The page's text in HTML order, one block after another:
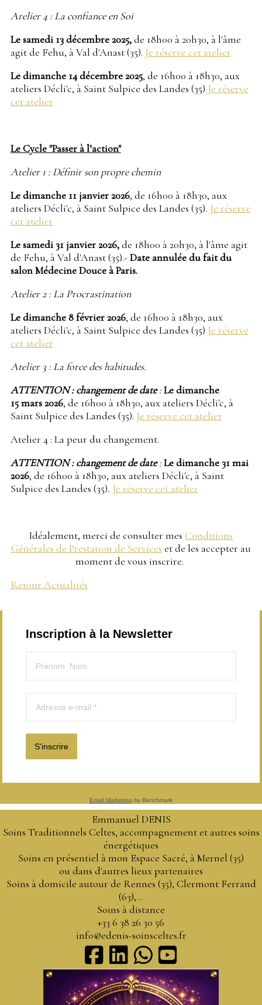
Arelier 4 : La confiance en Soi
Le samedi 13 décembre 2025,de 18h00 à 20h30, à l'âme
agit de Fehu, à Val d'Anast (35). Je réserve cet atelier
Le dimanche 14 décembre 2025, de 16h00 à 18h30, aux
ateliers Décli'c, à Saint Sulpice des Landes (35) Je réserve
cet atelier
Le Cycle "Passer à l’action"
Atelier 1 : Définir son propre chemin
Le dimanche 11 janvier 2026, de 16h00 à 18h30, aux
ateliers Décli'c, à Saint Sulpice des Landes (35). Je réserve
cet atelier
Le samedi 31 janvier 2026,de 18h00 à 20h30, à l'âme agit
de Fehu, à Val d'Anast (35).-Date annulée du fait du
salon Médecine Douce à Paris.
Atelier 2 : La Procrastination
Le dimanche 8 février 2026, de 16h00 à 18h30, aux
ateliers Décli'c, à Saint Sulpice des Landes (35) Je réserve
cet atelier
Atelier 3 : La force des habitudes.
ATTENTION : changement de date:Le dimanche
15 mars 2026, de 16h00 à 18h30, aux ateliers Décli'c, à
Saint Sulpice des Landes (35). Je réserve cet atelier
Atelier 4 : La peur du changement.
ATTENTION : changement de date:Le dimanche 31 mai
2026, de 16h00 à 18h30, aux ateliers Décli'c, à Saint
Sulpice des Landes (35). Je réserve cet atelier
Idéalement, merci de consulter mesConditions
Générales de Prestation de Services et de les accepter au
moment de vous inscrire.
Retour Actualités
Inscription à la Newsletter
S'inscrire
Email Marketing by Benchmark
Emmanuel DENIS
Soins Traditionnels Celtes, accompagnement et autres soins
énergétiques
Soins en présentiel à mon Espace Sacré, à Mernel (35)
ou dans d'autres lieux partenaires
Soins à domicile autour de Rennes (35), Clermont Ferrand
(63),...
Soins à distance
+33 6 38 26 30 56
info@edenis-soinsceltes.fr